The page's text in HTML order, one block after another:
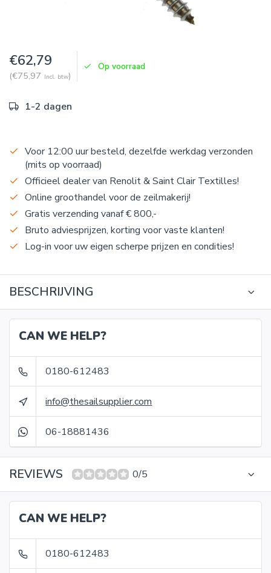
€62,79
(€75,97 Incl. btw)
Op voorraad
1-2 dagen
Voor 12:00 uur besteld, dezelfde werkdag verzonden
(mits op voorraad)
Officieel dealer van Renolit & Saint Clair Textilles!
Online groothandel voor de zeilmakerij!
Gratis verzending vanaf € 800,-
Bruto adviesprijzen, korting voor vaste klanten!
Log-in voor uw eigen scherpe prijzen en condities!
BESCHRIJVING
CAN WE HELP?
0180-612483
info@thesailsupplier.com
06-18881436
REVIEWS 0/5
CAN WE HELP?
0180-612483